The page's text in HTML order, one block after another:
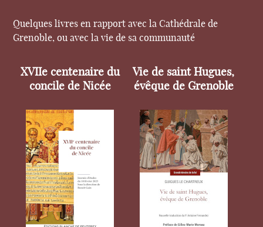
Quelques livres en rapport avec la Cathédrale de
Grenoble, ou avec la vie de sa communauté
XVIIe centenaire du
concile de Nicée
Vie de saint Hugues,
évêque de Grenoble